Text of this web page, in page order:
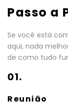
Passo a
Se você está
aqui, nada
de como tudo
01.
Reunião